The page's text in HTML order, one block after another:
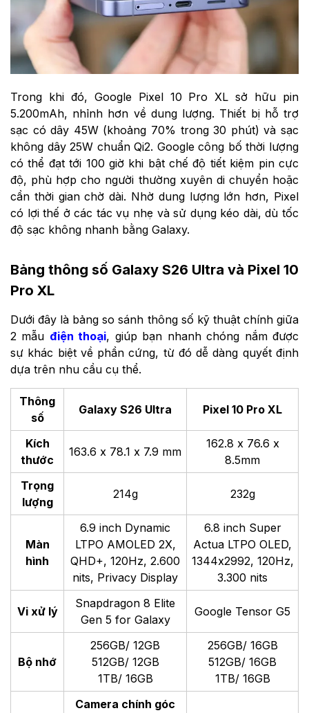
Trong khi đó, Google Pixel 10 Pro XL sở hữu pin
5.200mAh, nhỉnh hơn về dung lượng. Thiết bị hỗ trợ
sạc có dây 45W (khoảng 70% trong 30 phút) và sạc
không dây 25W chuẩn Qi2. Google công bố thời lượng
có thể đạt tới 100 giờ khi bật chế độ tiết kiệm pin cực
độ, phù hợp cho người thường xuyên di chuyển hoặc
cần thời gian chờ dài. Nhờ dung lượng lớn hơn, Pixel
có lợi thế ở các tác vụ nhẹ và sử dụng kéo dài, dù tốc
độ sạc không nhanh bằng Galaxy.
Bảng thông số Galaxy S26 Ultra và Pixel 10
Pro XL
Dưới đây là bảng so sánh thông số kỹ thuật chính giữa
2 mẫu điện thoại, giúp bạn nhanh chóng nắm được
sự khác biệt về phần cứng, từ đó dễ dàng quyết định
dựa trên nhu cầu cụ thể.
Thông
số
Galaxy S26 Ultra Pixel 10 Pro XL
Kích
thước
163.6 x 78.1 x 7.9 mm
162.8 x 76.6 x
8.5mm
Trọng
lượng
214g 232g
Màn
hình
6.9 inch Dynamic
LTPO AMOLED 2X,
QHD+, 120Hz, 2.600
nits, Privacy Display
6.8 inch Super
Actua LTPO OLED,
1344x2992, 120Hz,
3.300 nits
Vi xử lý
Snapdragon 8 Elite
Gen 5 for Galaxy
Google Tensor G5
Bộ nhớ
256GB/ 12GB
512GB/ 12GB
1TB/ 16GB
256GB/ 16GB
512GB/ 16GB
1TB/ 16GB
Camera chính góc